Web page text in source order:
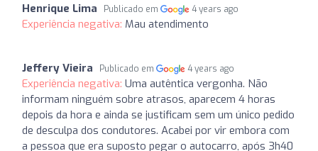
Henrique Lima Publicado em 4 years ago
Experiência negativa: Mau atendimento
Jeffery Vieira Publicado em 4 years ago
Experiência negativa: Uma autêntica vergonha. Não
informam ninguém sobre atrasos, aparecem 4 horas
depois da hora e ainda se justificam sem um único pedido
de desculpa dos condutores. Acabei por vir embora com
a pessoa que era suposto pegar o autocarro, após 3h40